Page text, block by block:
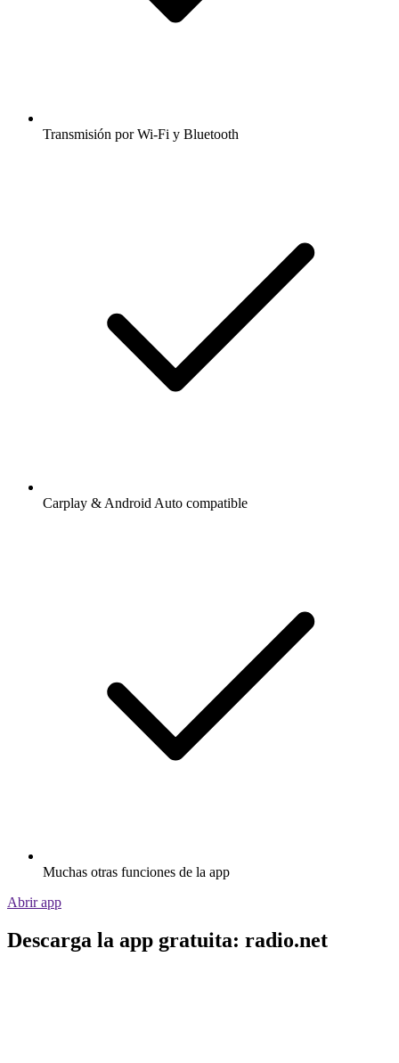
Transmisión por Wi-Fi y Bluetooth
Carplay & Android Auto compatible
Muchas otras funciones de la app
Abrir app
Descarga la app gratuita: radio.net